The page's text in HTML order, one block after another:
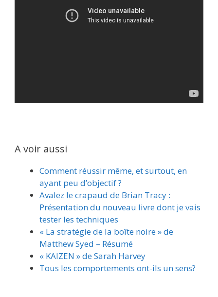
A voir aussi
Comment réussir même, et surtout, en
ayant peu d’objectif ?
Avalez le crapaud de Brian Tracy :
Présentation du nouveau livre dont je vais
tester les techniques
« La stratégie de la boîte noire » de
Matthew Syed – Résumé
« KAIZEN » de Sarah Harvey
Tous les comportements ont-ils un sens?